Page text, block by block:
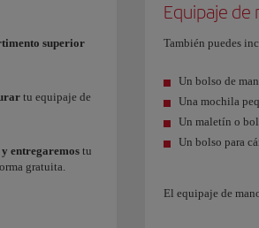
superior
tu equipaje de
entregaremos tu
gratuita.
Equipaje de
También puedes
Un bolso de
Una mochila
Un maletín o
Un bolso para
El equipaje de